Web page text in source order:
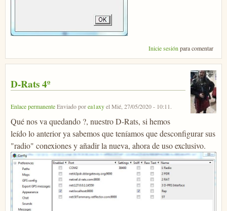
Inicie sesión para comentar
D-Rats 4º
Enlace permanenteEnviado porea1axyelMié, 27/05/2020 - 10:11.
Qué nos va quedando ?, nuestro D-Rats, si hemos
leído lo anterior ya sabemos que teníamos que desconfigurar sus
"radio" conexiones y añadir la nueva, ahora de uso exclusivo.